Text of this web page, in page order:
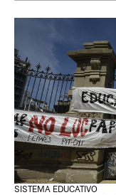
SISTEMA EDUCATIVO